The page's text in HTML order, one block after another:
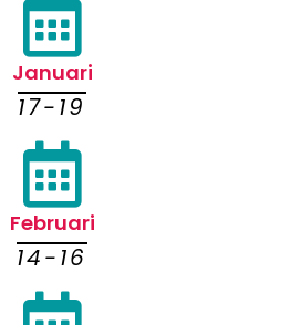
Januari
17-19
Februari
14-16